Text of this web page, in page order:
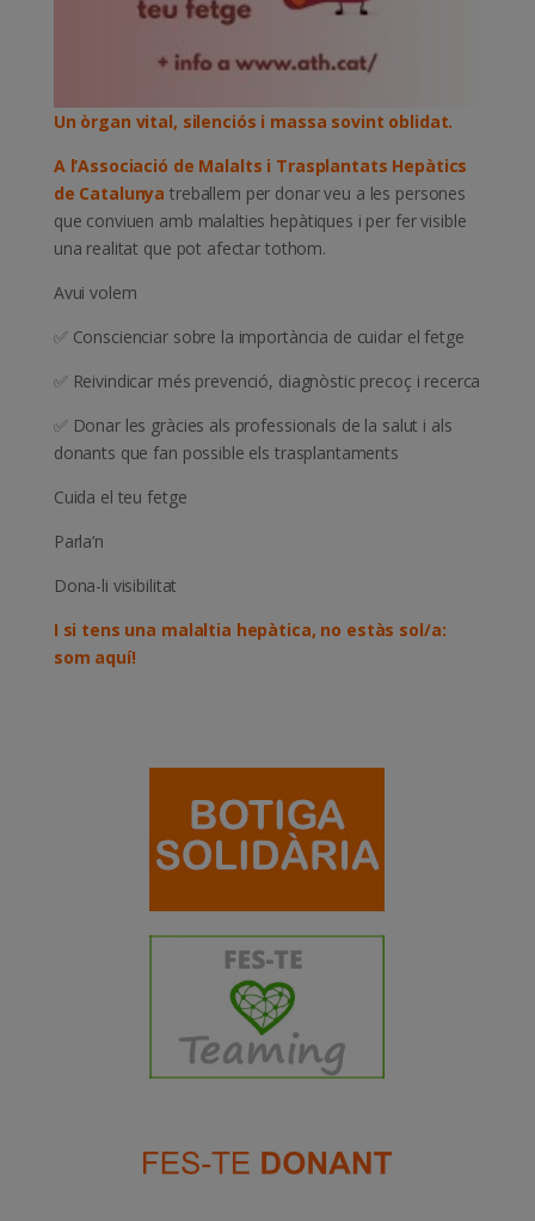
Un òrgan vital, silenciós i massa sovint oblidat.
A l’Associació de Malalts i Trasplantats Hepàtics
de Catalunya treballem per donar veu a les persones
que conviuen amb malalties hepàtiques i per fer visible
una realitat que pot afectar tothom.
Avui volem
✅ Conscienciar sobre la importància de cuidar el fetge
✅ Reivindicar més prevenció, diagnòstic precoç i recerca
✅ Donar les gràcies als professionals de la salut i als
donants que fan possible els trasplantaments
Cuida el teu fetge
Parla’n
Dona-li visibilitat
I si tens una malaltia hepàtica, no estàs sol/a:
som aquí!